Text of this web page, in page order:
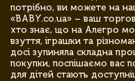
потрібно, ви можете на
«BABY.co.ua» – ваш
хто знає, що на Алегро
взуття, іграшки та
досі зупиняла складна
покупки, поспішаємо вас
для дітей стають